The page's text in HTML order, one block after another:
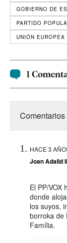
GOBIERNO DE
PARTIDO
UNIÓN EUROPEA
1
HACE 3
Joan Adalid
El PP/VOX
donde
los suyos,
borroka de
Família.